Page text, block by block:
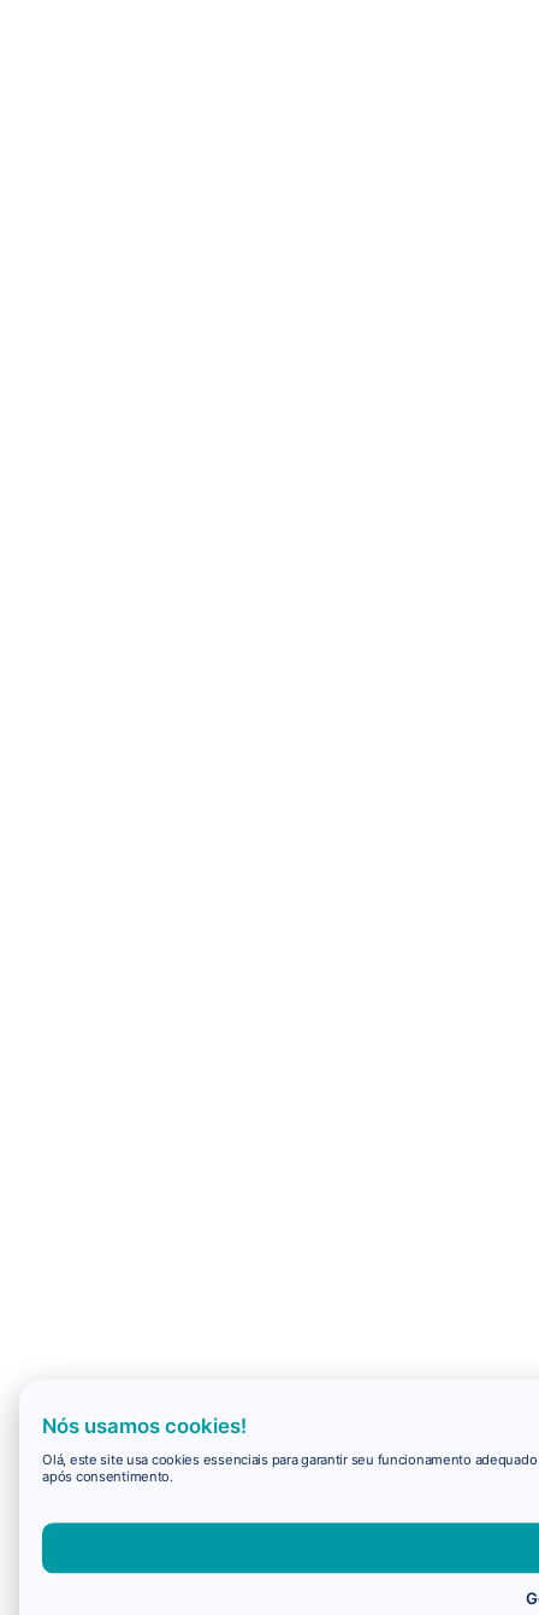
Nós usamos cookies!
Olá, este site usa cookies essenciais para garantir seu funcionamento
após consentimento.